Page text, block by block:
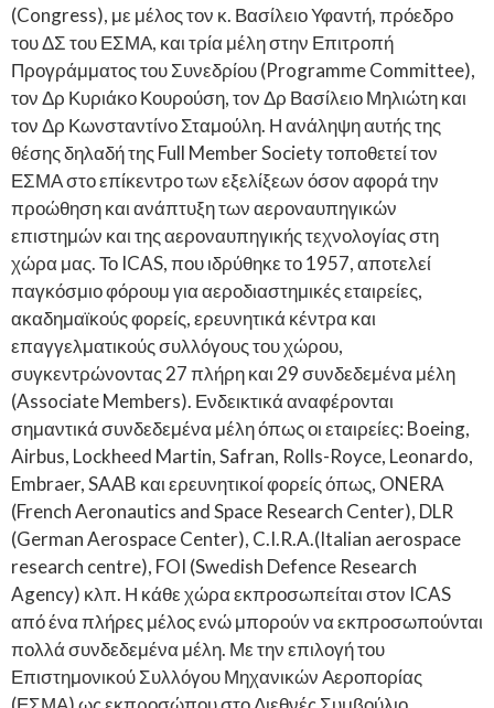
(Congress), με μέλος τον κ. Βασίλειο Υφαντή, πρόεδρο
του ΔΣ του ΕΣΜΑ, και τρία μέλη στην Επιτροπή
Προγράμματος του Συνεδρίου (Programme Committee),
τον Δρ Κυριάκο Κουρούση, τον Δρ Βασίλειο Μηλιώτη και
τον Δρ Κωνσταντίνο Σταμούλη. Η ανάληψη αυτής της
θέσης δηλαδή της Full Member Society τοποθετεί τον
ΕΣΜΑ στο επίκεντρο των εξελίξεων όσον αφορά την
προώθηση και ανάπτυξη των αεροναυπηγικών
επιστημών και της αεροναυπηγικής τεχνολογίας στη
χώρα μας. Το ICAS, που ιδρύθηκε το 1957, αποτελεί
παγκόσμιο φόρουμ για αεροδιαστημικές εταιρείες,
ακαδημαϊκούς φορείς, ερευνητικά κέντρα και
επαγγελματικούς συλλόγους του χώρου,
συγκεντρώνοντας 27 πλήρη και 29 συνδεδεμένα μέλη
(Associate Members). Ενδεικτικά αναφέρονται
σημαντικά συνδεδεμένα μέλη όπως οι εταιρείες: Boeing,
Airbus, Lockheed Martin, Safran, Rolls-Royce, Leonardo,
Embraer, SAAB και ερευνητικοί φορείς όπως, ONERA
(French Aeronautics and Space Research Center), DLR
(German Aerospace Center), C.I.R.A.(Italian aerospace
research centre), FOI (Swedish Defence Research
Agency) κλπ. Η κάθε χώρα εκπροσωπείται στον ICAS
από ένα πλήρες μέλος ενώ μπορούν να εκπροσωπούνται
πολλά συνδεδεμένα μέλη. Με την επιλογή του
Επιστημονικού Συλλόγου Μηχανικών Αεροπορίας